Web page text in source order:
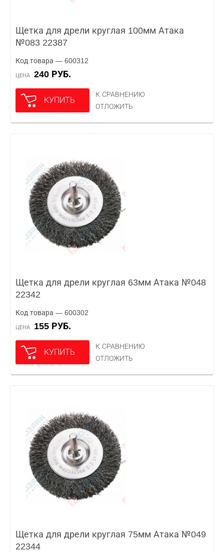
Щетка для дрели круглая 100мм Атака
№083 22387
Код товара — 600312
ЦЕНА 240 РУБ.
КУПИТЬ
К СРАВНЕНИЮ
ОТЛОЖИТЬ
Щетка для дрели круглая 63мм Атака №048
22342
Код товара — 600302
ЦЕНА 155 РУБ.
КУПИТЬ
К СРАВНЕНИЮ
ОТЛОЖИТЬ
Щетка для дрели круглая 75мм Атака №049
22344